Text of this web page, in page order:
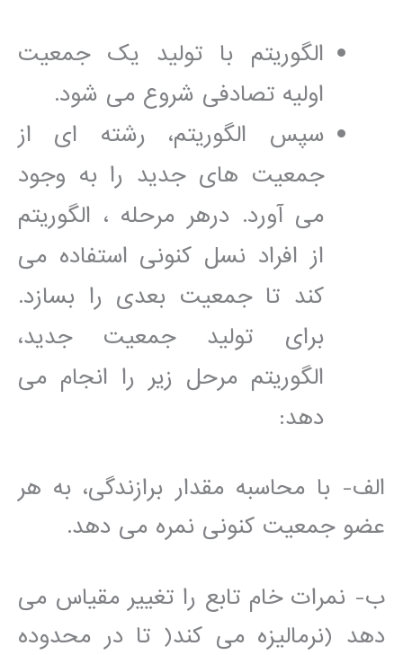
الگوریتم با تولید یک جمعیت
اولیه تصادفی شروع می شود.
سپس الگوریتم، رشته ای از
جمعیت های جدید را به وجود
می آورد. درهر مرحله ، الگوریتم
از افراد نسل کنونی استفاده می
کند تا جمعیت بعدی را بسازد.
برای تولید جمعیت جدید،
الگوریتم مرحل زیر را انجام می
دهد:
الف- با محاسبه مقدار برازندگی، به هر
عضو جمعیت کنونی نمره می دهد.
ب- نمرات خام تابع را تغییر مقیاس می
دهد (نرمالیزه می کند( تا در محدوده